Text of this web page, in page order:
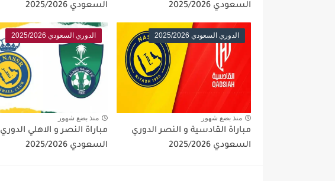
السعودي 2025/2026
السعودي 2025/2026
الدوري السعودي 2025/2026
منذ بضع شهور
مباراة القادسية و النصر الدوري
السعودي 2025/2026
الدوري السعودي 2025/2026
منذ بضع شهور
مباراة النصر و الاهلي الدوري
السعودي 2025/2026